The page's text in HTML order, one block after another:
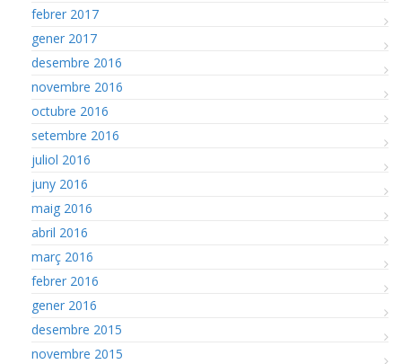
febrer 2017
gener 2017
desembre 2016
novembre 2016
octubre 2016
setembre 2016
juliol 2016
juny 2016
maig 2016
abril 2016
març 2016
febrer 2016
gener 2016
desembre 2015
novembre 2015